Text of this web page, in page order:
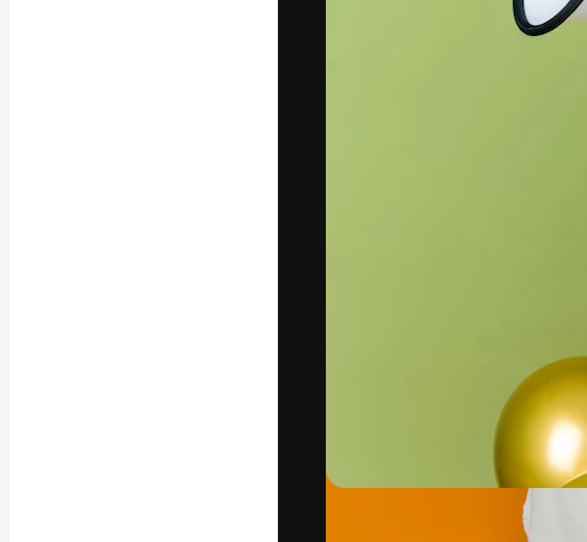
Den kreative
arbejde. Over 1
kreative og
Copyright © 2010-2026